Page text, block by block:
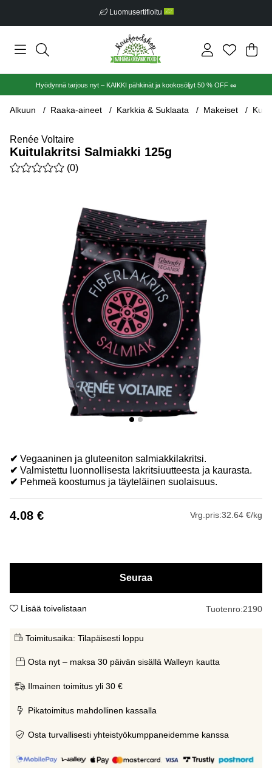
Luomusertifioitu
.
Hyödynnä tarjous nyt – KAIKKI pähkinät ja kookosöljyt 50 % OFF 🥜
Alkuun Raaka-aineet Karkkia & Suklaata Makeiset
Renée Voltaire
Kuitulakritsi Salmiakki 125g
Keskiarvoluokitus 0 / 5 Arvioiden määrä 0
(0)
✔ Vegaaninen ja gluteeniton salmiakkilakritsi.
✔ Valmistettu luonnollisesta lakritsiuutteesta ja kaurasta.
✔ Pehmeä koostumus ja täyteläinen suolaisuus.
4.08 € Vrg.pris:32.64 €/kg
Seuraa
Lisää toivelistaan Tuotenro:2190
Toimitusaika: Tilapäisesti loppu
Osta nyt – maksa 30 päivän sisällä Walleyn kautta
Ilmainen toimitus yli 30 €
Pikatoimitus mahdollinen kassalla
Osta turvallisesti yhteistyökumppaneidemme kanssa